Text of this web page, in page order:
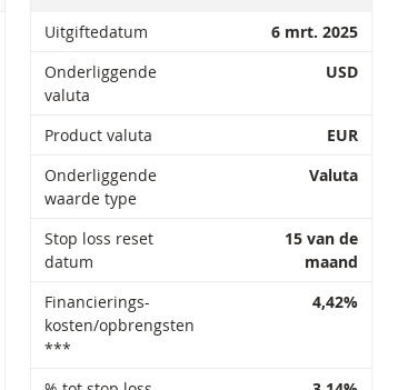
Uitgiftedatum
6 mrt. 2025
Onderliggende
valuta
USD
Product valuta
EUR
Onderliggende
waarde type
Valuta
Stop loss reset
datum
15 van de
maand
Financierings-
kosten/opbrengsten
***
4,42%